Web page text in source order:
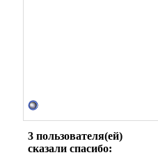
3 пользователя(ей)
сказали cпасибо: